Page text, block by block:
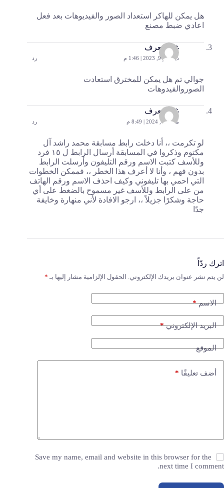
هل يمكن للهاكر استعداد الصور والفيديوهات بعد فعل
اعادي ضبط مصنع
غير معرف
ديسمبر 9, 2023 | 1:46 م رد
جوالي تم هل يمكن للمخترق استعادت
الصوروالفيدوهات
غير معرف
مارس 4, 2024 | 8:49 م رد
لو تكرمت ،، أنا دخلت رابط مسابقة محمد راشد آل
مكتوم وذكروا في المسابقة أرسال الرابط ل ١٥ فرد
وللأسف كتبت الاسم ورقم التليفون وأرسلت الرابط
بدون فهم ، وأنا لا أعرف هذا الخطر ،، فممكن الخطوات
التي احمي بها تليفوني وكيف احذف الاسم ورقم الهاتف
من على الرابط وللأسف غير مسموح بالضغط على أي
حاجة وشكرًا جزيلاً ،، ارجو الافادة لأني منهارة وخايفة
جدًا
اترك ردّاً
لن يتم نشر عنوان بريدك الإلكتروني. الحقول الإلزامية مشار إليها بـ *
الاسم*
البريد الإلكتروني*
الموقع
أضف تعليقًا *
Save my name, email and website in this browser for the
next time I comment.